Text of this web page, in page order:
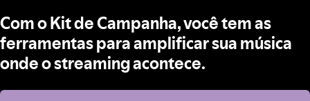
Com o Kit de Campanha, você tem as
ferramentas para amplificar sua música
onde o streaming acontece.